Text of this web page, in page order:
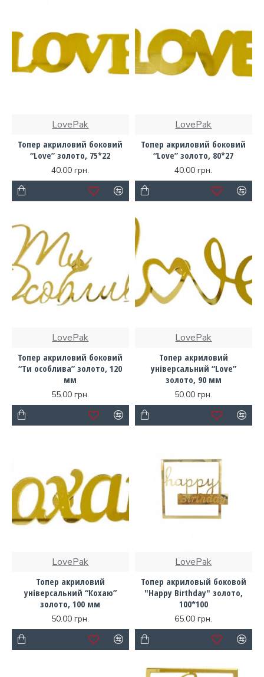
LovePak
Топер акриловий боковий
“Love” золото, 75*22
40.00 грн.
LovePak
Топер акриловий боковий
“Love” золото, 80*27
40.00 грн.
LovePak
Топер акриловий боковий
“Ти особлива” золото, 120
мм
55.00 грн.
LovePak
Топер акриловий
універсальний “Love”
золото, 90 мм
50.00 грн.
LovePak
Топер акриловий
універсальний “Кохаю”
золото, 100 мм
50.00 грн.
LovePak
Топер акриловый боковой
"Happy Birthday" золото,
100*100
65.00 грн.